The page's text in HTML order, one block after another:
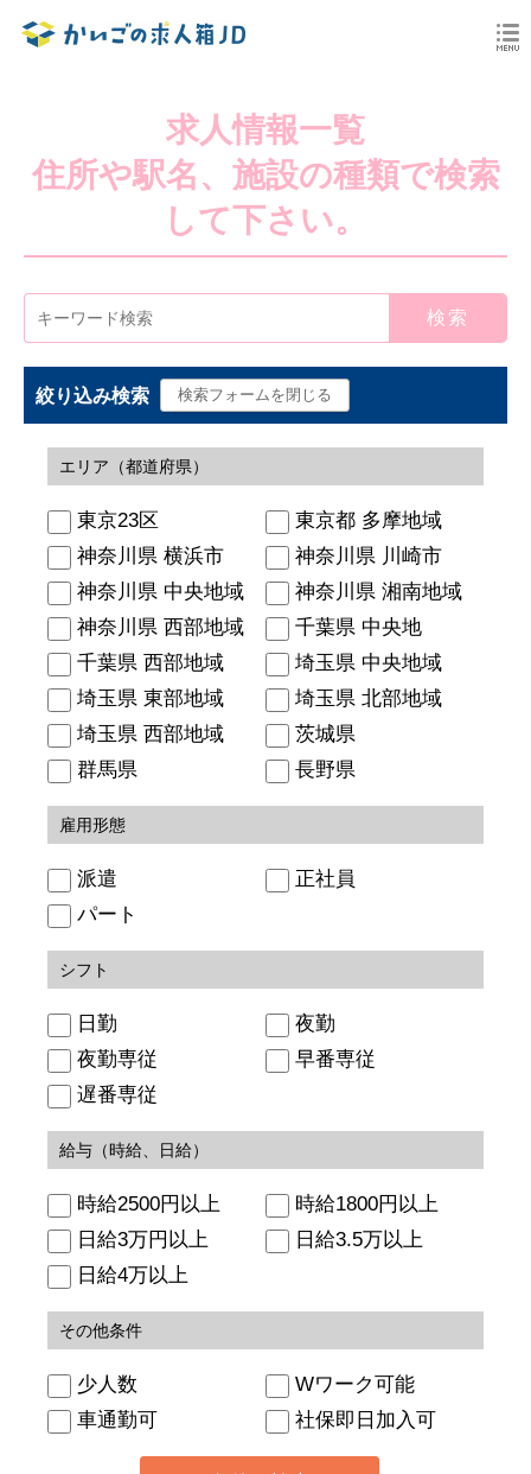
求人情報一覧
住所や駅名、施設の種類で検索
して下さい。
絞り込み検索
エリア（都道府県）
東京23区
東京都 多摩地域
神奈川県 横浜市
神奈川県 川崎市
神奈川県 中央地域
神奈川県 湘南地域
神奈川県 西部地域
千葉県 中央地
千葉県 西部地域
埼玉県 中央地域
埼玉県 東部地域
埼玉県 北部地域
埼玉県 西部地域
茨城県
群馬県
長野県
雇用形態
派遣
正社員
パート
シフト
日勤
夜勤
夜勤専従
早番専従
遅番専従
給与（時給、日給）
時給2500円以上
時給1800円以上
日給3万円以上
日給3.5万以上
日給4万以上
その他条件
少人数
Wワーク可能
車通勤可
社保即日加入可